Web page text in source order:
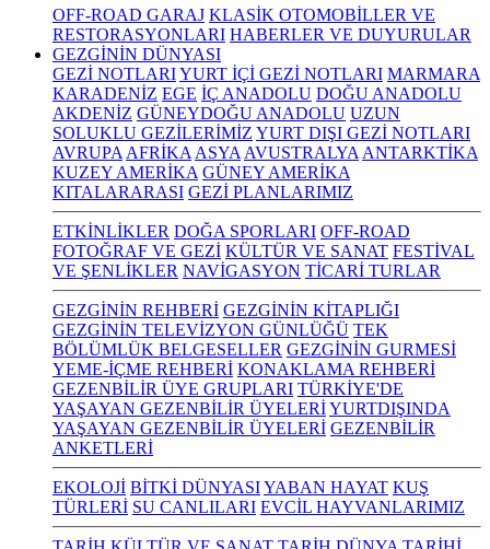
OFF-ROAD GARAJ KLASİK OTOMOBİLLER VE
RESTORASYONLARI HABERLER VE DUYURULAR
GEZGİNİN DÜNYASI
GEZİ NOTLARIYURT İÇİ GEZİ NOTLARI MARMARA
KARADENİZ EGE İÇ ANADOLU DOĞU ANADOLU
AKDENİZ GÜNEYDOĞU ANADOLU UZUN
SOLUKLU GEZİLERİMİZ YURT DIŞI GEZİ NOTLARI
AVRUPA AFRİKA ASYA AVUSTRALYA ANTARKTİKA
KUZEY AMERİKA GÜNEY AMERİKA
KITALARARASI GEZİ PLANLARIMIZ
ETKİNLİKLER DOĞA SPORLARI OFF-ROAD
FOTOĞRAF VE GEZİ KÜLTÜR VE SANAT FESTİVAL
VE ŞENLİKLER NAVİGASYON TİCARİ TURLAR
GEZGİNİN REHBERİ GEZGİNİN KİTAPLIĞI
GEZGİNİN TELEVİZYON GÜNLÜĞÜ TEK
BÖLÜMLÜK BELGESELLER GEZGİNİN GURMESİ
YEME-İÇME REHBERİ KONAKLAMA REHBERİ
GEZENBİLİR ÜYE GRUPLARI TÜRKİYE'DE
YAŞAYAN GEZENBİLİR ÜYELERİYURTDIŞINDA
YAŞAYAN GEZENBİLİR ÜYELERİ GEZENBİLİR
ANKETLERİ
EKOLOJİ BİTKİ DÜNYASIYABAN HAYAT KUŞ
TÜRLERİ SU CANLILARI EVCİL HAYVANLARIMIZ